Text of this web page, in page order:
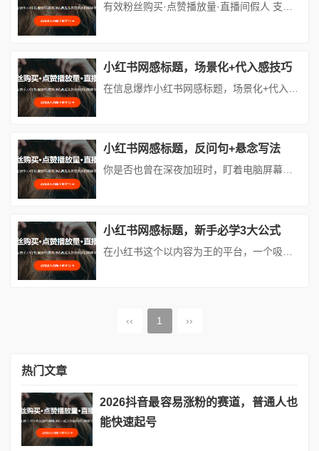
有效粉丝购买·点赞播放量·直播间假人 支持：抖音,快手,小红书,视频号,微博,B站,西瓜头条等各类自媒体平台。自助平台： vip.fen168.com 在信息爆炸的社交媒体时代，用户注意力成为稀缺资源。小红书作为年轻女性消费决策的核心平台，标题的吸引力直接决定了内容的打开率。数据显示，**80%的用户仅通过标题决定是否点击内容**，而"利益点前置"作为标题设计的核心策...
小红书网感标题，场景化+代入感技巧
小红书网感标题，反问句+悬念写法
你是否也曾在深夜加班时，盯着电脑屏幕上的Excel表格发呆，心想：“明明每天累得像条狗，为什么升职加薪的永远不是我？”更扎心的是，看着同期入职的同事已经升职带团队，自己却还在原地踏步，甚至开始怀疑：“难道我真的比别人差吗？”其实，职场晋升从来不是“努力=回报”的简单公式。那些月薪3k到3w的职场人，表面看是运气好、跟对了领导，但背后往往藏着3个被90%的人忽略的“隐形技能”。今天，我们...
小红书网感标题，新手必学3大公式
‹‹ 1 ››
热门文章
2026抖音最容易涨粉的赛道，普通人也
能快速起号